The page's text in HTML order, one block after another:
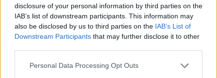
disclosure of your personal information by third parties on the
IAB’s list of downstream participants. This information may
also be disclosed by us to third parties on the IAB’s List of
Downstream Participants that may further disclose it to other
Personal Data Processing Opt Outs
18:04
Υπ. Παιδείας: Ανακοινώθηκαν 95 ειδικότητες και 860
τμήματα των ΣΑΕΚ – Πότε ξεκινούν οι αιτήσεις
στο συλλαλητήριο της ΔΕΘ